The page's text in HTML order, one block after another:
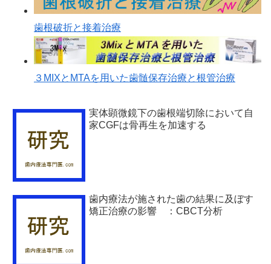
歯根破折と接着治療
３MIXとMTAを用いた歯髄保存治療と根管治療
実体顕微鏡下の歯根端切除において自
家CGFは骨再生を加速する
歯内療法が施された歯の結果に及ぼす
矯正治療の影響 ：CBCT分析